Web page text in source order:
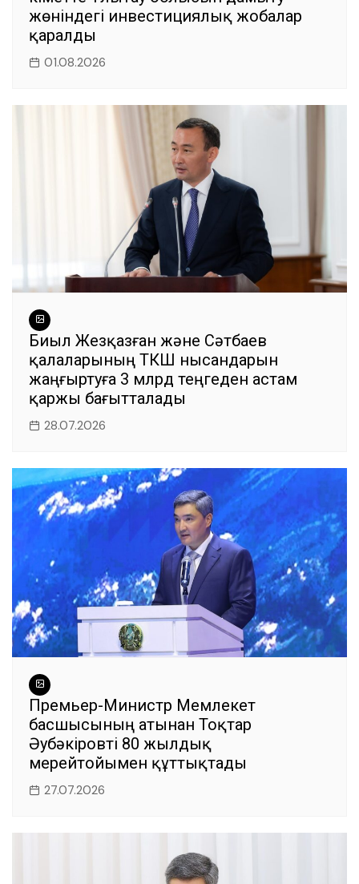
жөніндегі инвестициялық жобалар
қаралды
01.08.2026
Биыл Жезқазған және Сәтбаев
қалаларының ТКШ нысандарын
жаңғыртуға 3 млрд теңгеден астам
қаржы бағытталады
28.07.2026
Премьер-Министр Мемлекет
басшысының атынан Тоқтар
Әубәкіровті 80 жылдық
мерейтойымен құттықтады
27.07.2026